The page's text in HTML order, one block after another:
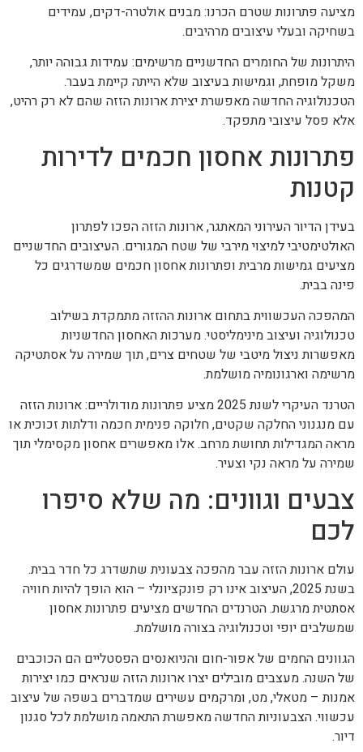
מציעה פתרונות שטרם הכרנו: מבנים אולטרה-דקים, עמידים
בשחיקה ובעלי עיצובים מרהיבים.
היתרונות של החומרים החדשניים מרשימים: עמידות גבוהה יותר,
משקל מופחת, וגמישות בעיצוב שלא הייתה קיימת בעבר.
הטכנולוגיה החדשה מאפשרת יצירת ארונות הזזה שהם לא רק רהיט,
אלא פסל עיצובי מתפקד.
פתרונות אחסון חכמים לדירות
קטנות
בעידן הדיור העירוני המאתגר, ארונות הזזה הפכו לפתרון
האולטימטיבי למיצוי מירבי של שטח המגורים. העיצובים החדשניים
מציעים גמישות מרבית ופתרונות אחסון חכמים שמשדרגים כל
פינה בבית.
המהפכה העכשווית בתחום ארונות ההזזה מתמקדת בשילוב
טכנולוגיה ועיצוב מינימליסטי. מערכות האחסון החדשניות
מאפשרות ניצול מיטבי של שטחים צרים, תוך שמירה על אסתטיקה
מרשימה וארגונומיה מושלמת.
הטרנד העיקרי לשנת 2025 מציע פתרונות מודולריים: ארונות הזזה
עם מנגנוני החלקה שקטים, חלוקה פנימית חכמה ודלתות זכוכית או
מראה המגדילות תחושת מרחב. אלו מאפשרים אחסון מקסימלי תוך
שמירה על מראה נקי וצעיר.
צבעים וגוונים: מה שלא סיפרו
לכם
עולם ארונות הזזה עבר מהפכה צבעונית שתשדרג כל חדר בבית.
בשנת 2025, העיצוב אינו רק פונקציונלי – הוא הופך להיות חוויה
אסתטית מרגשת. הטרנדים החדשים מציעים פתרונות אחסון
שמשלבים יופי וטכנולוגיה בצורה מושלמת.
הגוונים החמים של אפור-חום והניואנסים הפסטליים הם הכוכבים
של השנה. מעצבים מובילים יצרו ארונות הזזה שנראים כמו יצירות
אמנות – מטאלי, מט, ומרקמים עשירים שמדברים בשפה של עיצוב
עכשווי. הצבעוניות החדשה מאפשרת התאמה מושלמת לכל סגנון
דיור.